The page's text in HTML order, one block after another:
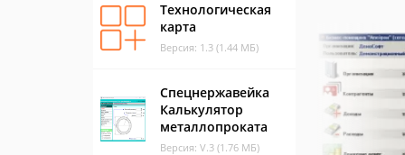
Технологическая
карта
Версия: 1.3 (1.44 МБ)
Спецнержавейка
Калькулятор
металлопроката
Версия: V.3 (1.76 МБ)